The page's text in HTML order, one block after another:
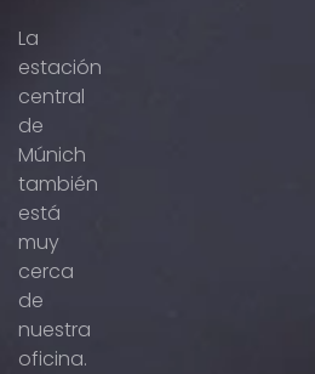
La
estación
central
de
Múnich
también
está
muy
cerca
de
nuestra
oficina.